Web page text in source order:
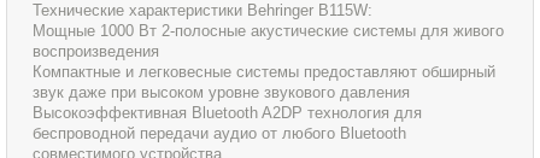
Технические характеристики Behringer B115W:
Мощные 1000 Вт 2-полосные акустические системы для живого
воспроизведения
Компактные и легковесные системы предоставляют обширный
звук даже при высоком уровне звукового давления
Высокоэффективная Bluetooth A2DP технология для
беспроводной передачи аудио от любого Bluetooth
совместимого устройства